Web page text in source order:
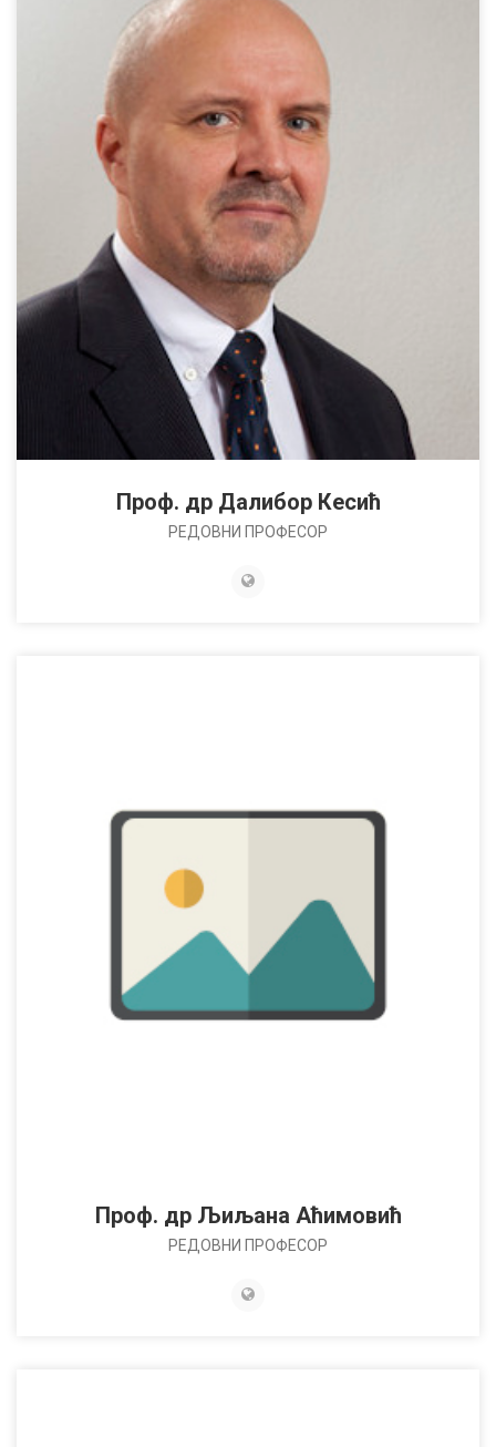
Проф. др Далибор Кесић
РЕДОВНИ ПРОФЕСОР
Проф. др Љиљана Аћимовић
РЕДОВНИ ПРОФЕСОР